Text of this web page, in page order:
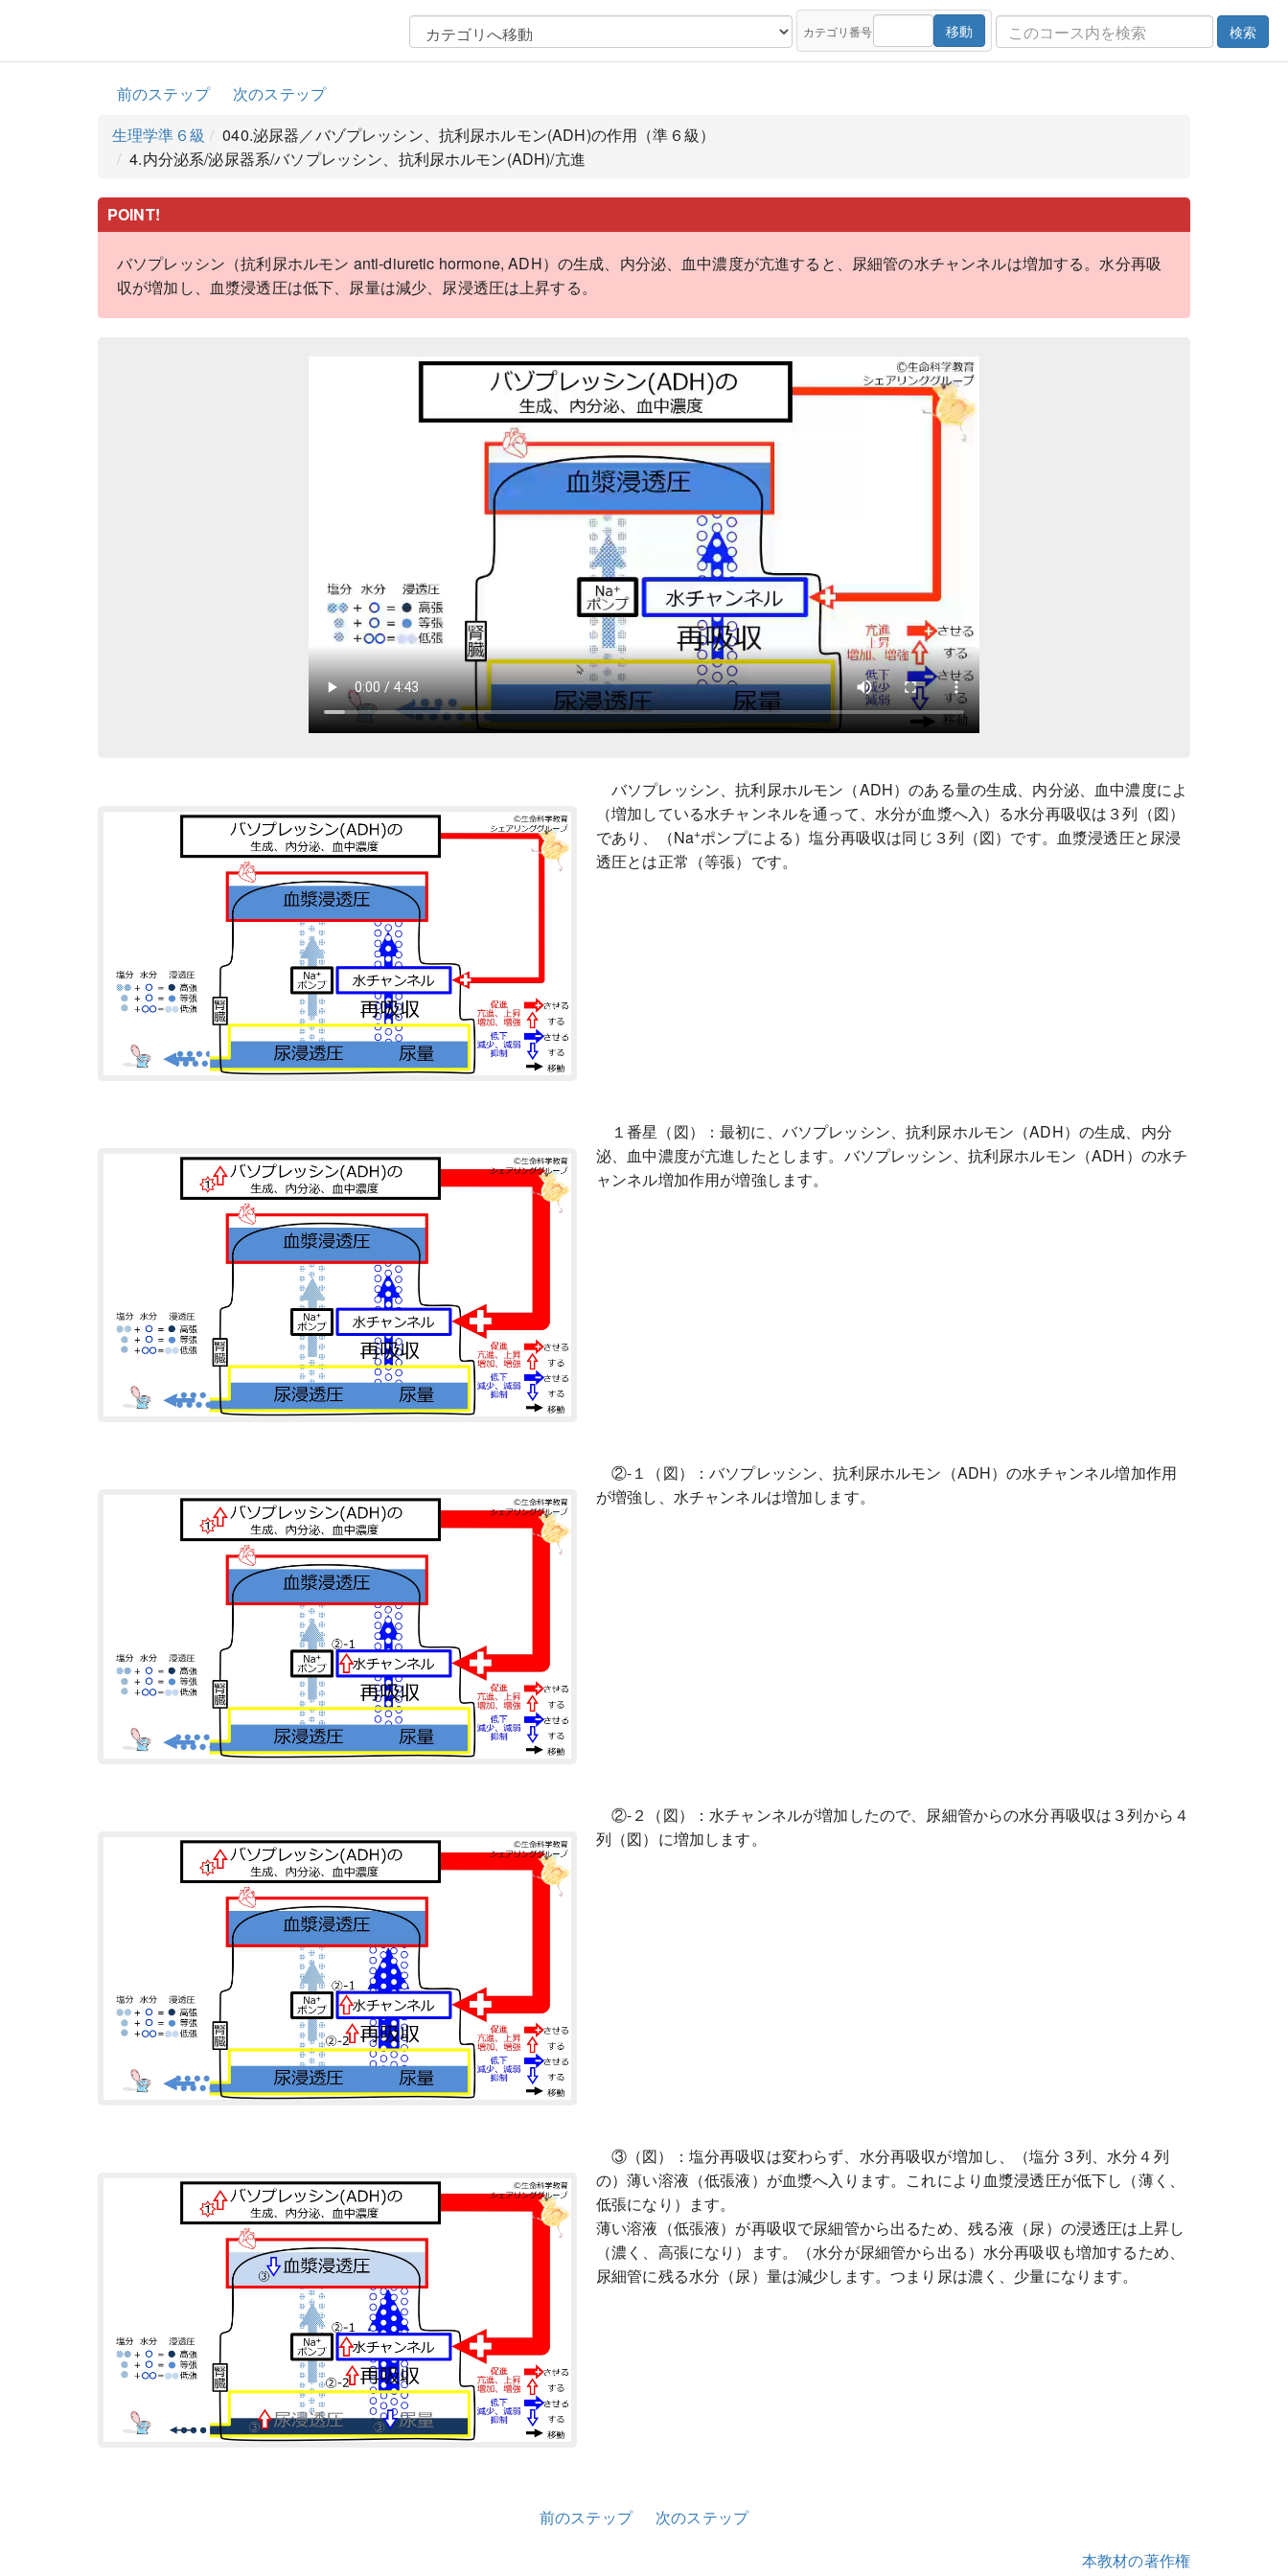
カテゴリ番号 移動 検索
前のステップ
次のステップ
生理学準６級
040.泌尿器／バゾプレッシン、抗利尿ホルモン(ADH)の作用（準６級）
4.内分泌系/泌尿器系/バソプレッシン、抗利尿ホルモン(ADH)/亢進
POINT!
バソプレッシン（抗利尿ホルモン anti-diuretic hormone, ADH）の生成、内分泌、血中濃度が亢進すると、尿細管の水チャンネルは増加する。水分再吸
収が増加し、血漿浸透圧は低下、尿量は減少、尿浸透圧は上昇する。
バソプレッシン、抗利尿ホルモン（ADH）のある量の生成、内分泌、血中濃度によ
（増加している水チャンネルを通って、水分が血漿へ入）る水分再吸収は３列（図）
であり、（Na+ポンプによる）塩分再吸収は同じ３列（図）です。血漿浸透圧と尿浸
透圧とは正常（等張）です。
１番星（図）：最初に、バソプレッシン、抗利尿ホルモン（ADH）の生成、内分
泌、血中濃度が亢進したとします。バソプレッシン、抗利尿ホルモン（ADH）の水チ
ャンネル増加作用が増強します。
②-１（図）：バソプレッシン、抗利尿ホルモン（ADH）の水チャンネル増加作用
が増強し、水チャンネルは増加します。
②-２（図）：水チャンネルが増加したので、尿細管からの水分再吸収は３列から４
列（図）に増加します。
③（図）：塩分再吸収は変わらず、水分再吸収が増加し、（塩分３列、水分４列
の）薄い溶液（低張液）が血漿へ入ります。これにより血漿浸透圧が低下し（薄く、
低張になり）ます。
薄い溶液（低張液）が再吸収で尿細管から出るため、残る液（尿）の浸透圧は上昇し
（濃く、高張になり）ます。（水分が尿細管から出る）水分再吸収も増加するため、
尿細管に残る水分（尿）量は減少します。つまり尿は濃く、少量になります。
前のステップ
次のステップ
本教材の著作権